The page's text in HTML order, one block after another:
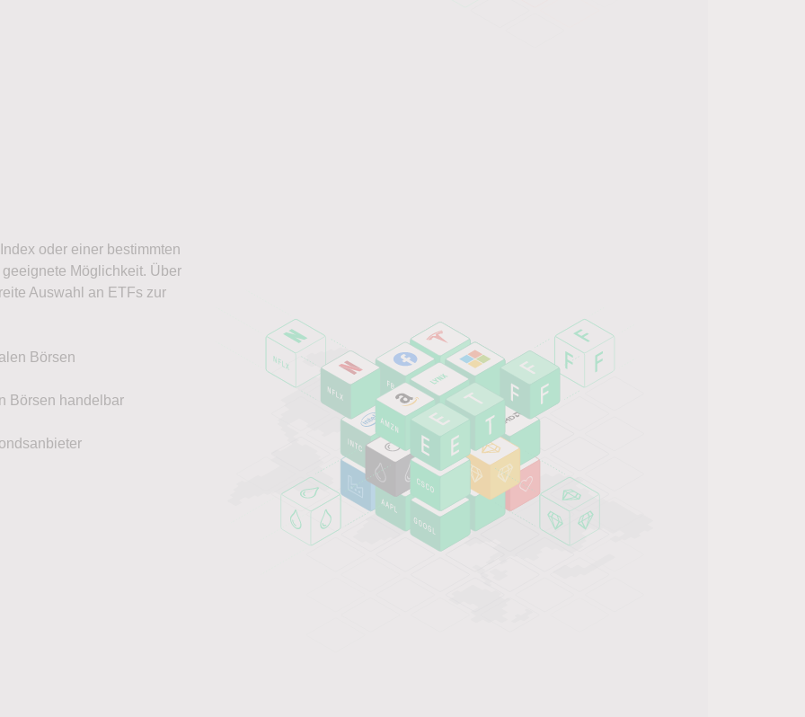
oder einer bestimmten
Möglichkeit. Über
Auswahl an ETFs zur
Börsen
Börsen handelbar